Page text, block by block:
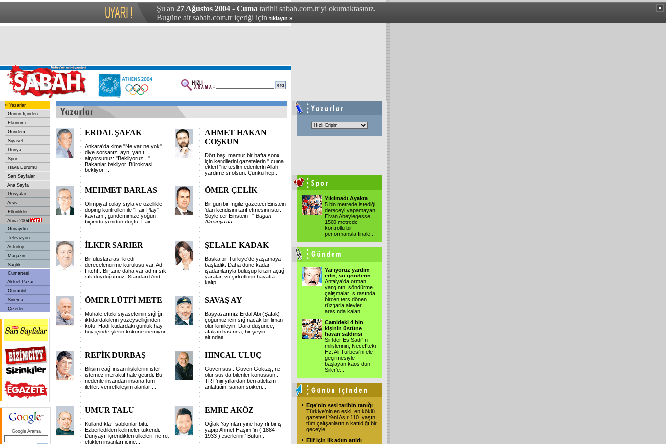
Şu an 27 Ağustos 2004 - Cuma tarihli sabah.com.tr'yi okumaktasınız.
Bugüne ait sabah.com.tr içeriği için tıklayın »
» Yazarlar
Günün İçinden
Ekonomi
Gündem
Siyaset
Dünya
Spor
Hava Durumu
Sarı Sayfalar
Ana Sayfa
Dosyalar
Arşiv
Etkinlikler
Atina 2004
Günaydın
Televizyon
Astroloji
Magazin
Sağlık
Cumartesi
Aktüel Pazar
Otomobil
Sinema
Çizerler
Google Arama
ERDAL ŞAFAK
Ankara'da kime "Ne var ne yok"
diye sorsanız, aynı yanıtı
alıyorsunuz: "Bekliyoruz..."
Bakanlar bekliyor. Bürokrasi
bekliyor.
AHMET HAKAN
COŞKUN
Dört başı mamur bir hafta sonu
için kendilerini gazetelerin " cuma
ekleri "ne teslim edenlerin Allah
yardımcısı olsun. Çünkü hep
MEHMET BARLAS
Olimpiyat dolayısıyla ve özellikle
doping kontrolleri ile "Fair Play"
kavramı, gündemimize yoğun
biçimde yeniden düştü. Fair...
ÖMER ÇELİK
Bir gün bir İngiliz gazeteci Einstein
'dan kendisini tarif etmesini ister.
Şöyle der Einstein : " Bugün
Almanya'da
İLKER SARIER
Bir uluslararası kredi
derecelendirme kuruluşu var. Adı
Fitch!.. Bir tane daha var adını sık
sık duyduğumuz: Standard And
ŞELALE KADAK
Başka bir Türkiye'de yaşamaya
başladık. Daha düne kadar,
işadamlarıyla buluşup krizin açtığı
yaraları ve şirketlerin hayatta
kalıp
ÖMER LÜTFİ METE
Muhalefetteki siyasetçinin sığlığı,
iktidardakilerin yüzeyselliğinden
kötü. Hadi iktidardaki günlük hay-
huy içinde işlerin köküne inemiyor...
SAVAŞ AY
Başyazarımız Erdal Abi (Şafak)
çoğumuz için sığınacak bir liman
olur kimileyin. Dara düşünce,
afakan basınca, bir şeyin
altından
REFİK DURBAŞ
Bilişim çağı insan ilişkilerini ister
istemez interaktif hale getirdi. Bu
nedenle insandan insana tüm
iletiler, yeni etkileşim alanları
HINCAL ULUÇ
Güven sus.. Güven Göktaş, ne
olur sus da bilenler konuşsun..
TRT'nin yıllardan beri atletizm
anlattığını sanan spikeri
UMUR TALU
Kullandıkları şablonlar bitti.
Ezberledikleri kelimeler tükendi.
Dünyayı, iğrendikleri ülkeleri, nefret
ettikleri insanları içine
EMRE AKÖZ
Oğlak Yayınları yine hayırlı bir iş
yapıp Ahmet Haşim 'in ( 1884-
1933 ) eserlerini ' Bütün
Yıkılmadı Ayakta
5 bin metrede istediği
dereceyi yapamayan
Elvan Abeylegesse,
1500 metrede
kontrollü bir
performansla finale
Yanıyoruz yardım
edin, su gönderin
Antalya'da orman
yangınını söndürme
çalışmaları sırasında
birden ters dönen
rüzgarla alevler
arasında kalan
Camideki 4 bin
kişinin üstüne
havan saldırısı
Şii lider Es Sadr'ın
milislerinin, Necef'teki
Hz. Ali Türbesi'ni ele
geçirmesiyle
başlayan kaos dün
Şiiler'e
Ege'nin sesi tarihin tanığı
Türkiye'nin en eski, en köklü
gazetesi Yeni Asır 110. yaşını
tüm çalışanlarının katıldığı bir
geceyle
Elif için ilk adım atıldı